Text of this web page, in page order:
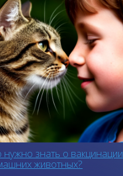
нужно знать о вакцинации
животных?